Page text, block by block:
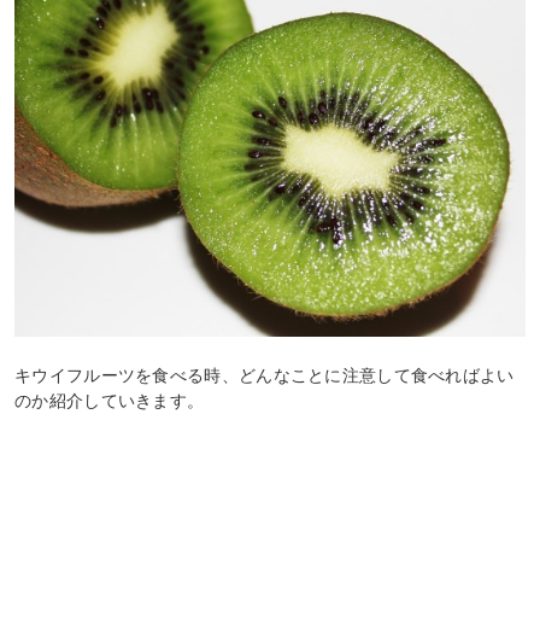
キウイフルーツを食べる時、どんなことに注意して食べればよい
のか紹介していきます。